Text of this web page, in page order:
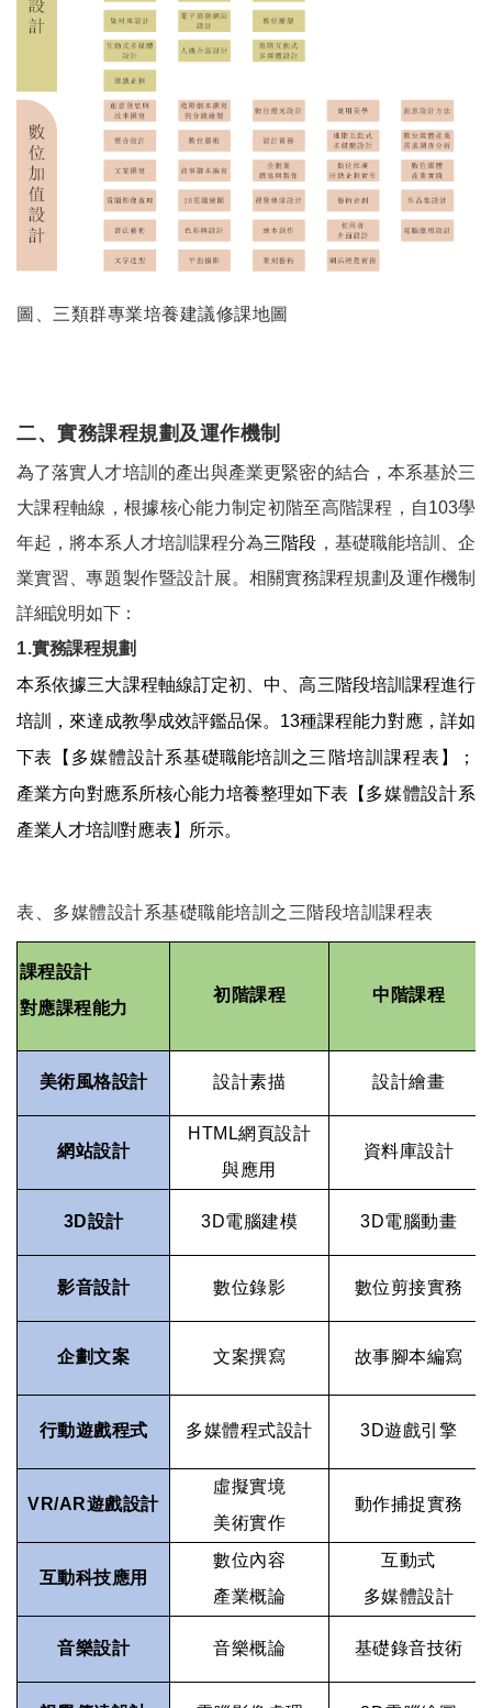
圖、三類群專業培養建議修課地圖
二、實務課程規劃及運作機制
為了落實人才培訓的產出與產業更緊密的結合，本系基於三
大課程軸線，根據核心能力制定初階至高階課程，自103學
年起，將本系人才培訓課程分為三階段 ，基礎職能培訓、企
業實習、專題製作暨設計展。相關實務課程規劃及運作機制
詳細說明如下：
1.實務課程規劃
本系依據三大課程軸線訂定初、中、高三階段培訓課程進行
培訓，來達成教學成效評鑑品保。13種課程能力對應，詳如
下表 【多媒體設計系基礎職能培訓之三階培訓課程表 】；
產業方向對應系所核心能力培養整理如下表 【多媒體設計系
產業人才培訓對應表】所示。
表、多媒體設計系基礎職能培訓之三階段培訓課程表
課程設計
對應課程能力
初階課程 中階課程
美術風格設計 設計素描 設計繪畫
網站設計
HTML網頁設計
與應用
資料庫設計
3D設計 3D電腦建模 3D電腦動畫
影音設計 數位錄影 數位剪接實務
企劃文案 文案撰寫 故事腳本編寫
行動遊戲程式 多媒體程式設計 3D遊戲引擎
VR/AR遊戲設計
虛擬實境
美術實作
動作捕捉實務
互動科技應用
數位內容
產業概論
互動式
多媒體設計
音樂設計 音樂概論 基礎錄音技術